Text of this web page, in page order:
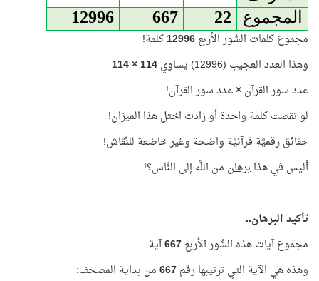
المجموع
22
667
12996
مجموع كلمات السُّور الأربع12996كلمة!
وهذا العدد العجيب (12996) يساوي
114 × 114
عدد سور القرآن×عدد سور القرآن!
لو نقصت كلمة واحدة أو زادت اختل هذا الميزان!
حقائق رقميَّة قرآنيَّة واضحة وغير خاضعة للنِّقاش!
أليس في هذابرهان من اللَّه إلى النَّاس؟!
تأكيد البرهان..
مجموع آيات هذه السُّور الأربع667آية..
وهذه هي الآية التي ترتيبها رقم667من بداية المصحف: